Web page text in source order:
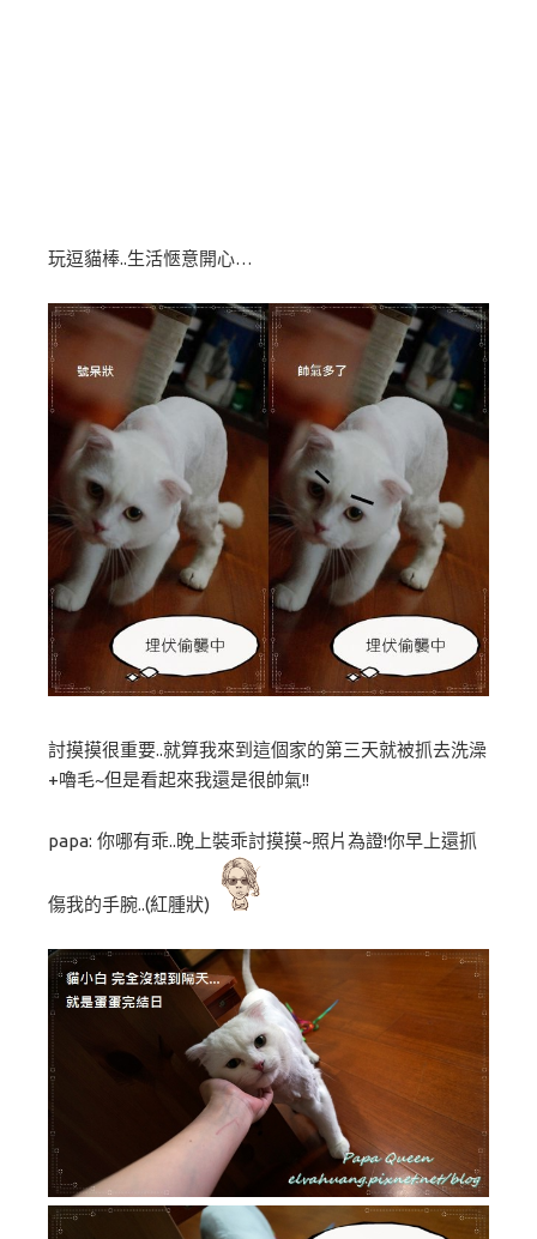
玩逗貓棒..生活愜意開心…
討摸摸很重要..就算我來到這個家的第三天就被抓去洗澡
+嚕毛~但是看起來我還是很帥氣!!
papa: 你哪有乖..晚上裝乖討摸摸~照片為證!你早上還抓
傷我的手腕..(紅腫狀)